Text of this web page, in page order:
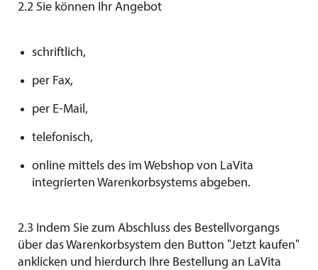
2.2 Sie können Ihr Angebot
schriftlich,
per Fax,
per E-Mail,
telefonisch,
online mittels des im Webshop von LaVita
integrierten Warenkorbsystems abgeben.
2.3 Indem Sie zum Abschluss des Bestellvorgangs
über das Warenkorbsystem den Button "Jetzt kaufen"
anklicken und hierdurch Ihre Bestellung an LaVita